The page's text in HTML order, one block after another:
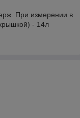
При измерении в
- 14л